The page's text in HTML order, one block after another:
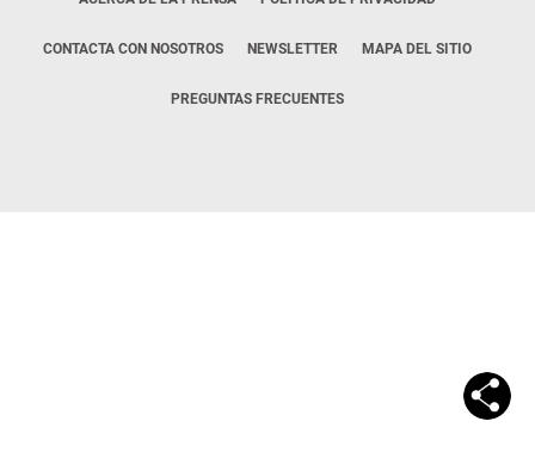
CONTACTA CON NOSOTROS NEWSLETTER MAPA DEL SITIO
PREGUNTAS FRECUENTES